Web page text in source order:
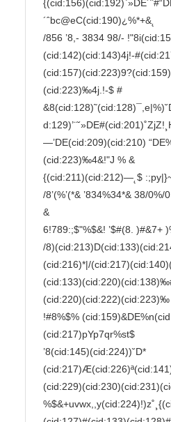
´ˆbc@eC(cid:190)¿%*+&˛
/856 ’8,- 3834 98/-
(cid:142)(cid:143)4j!-
(cid:223)‰4j.!-$ #
—’DE(cid:209)(cid:210)
(cid:223)‰4&!"J % &
{(cid:211)(cid:212)—˛$
/8’(%’(*& ’834%34*& 38/
&
6!789:;$"%$&! ’$#(8. )#&7+
/
(cid:216)*|/
(cid:220)(cid:222)(cid:223)‰
!#8%$%
(cid:217)pYp7qr%st$
’8(cid:145)(cid:224))˘D*